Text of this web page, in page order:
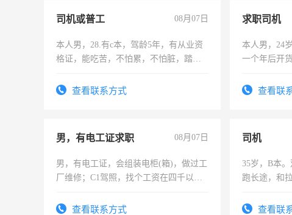
司机或普工 08月07日
本人男，28.有c本，驾龄5年，有从业资
格证，能吃苦，不怕累，不怕脏，踏
查看联系方式
求职司机
本人男，24
一个年后开
查看联
男，有电工证求职 08月07日
男，有电工证，会组装电柜(箱)，做过工
厂维修；C1驾照，找个工资在四千以
电话查看联系方式
司机
35岁，B本
跑长途，和
查看联